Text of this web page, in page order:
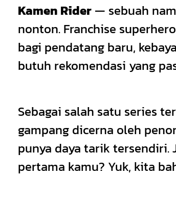
Kamen Rider— sebuah
nonton. Franchise
bagi pendatang baru,
butuh rekomendasi yang
Sebagai salah satu series
gampang dicerna oleh
punya daya tarik tersendiri.
pertama kamu? Yuk, kita